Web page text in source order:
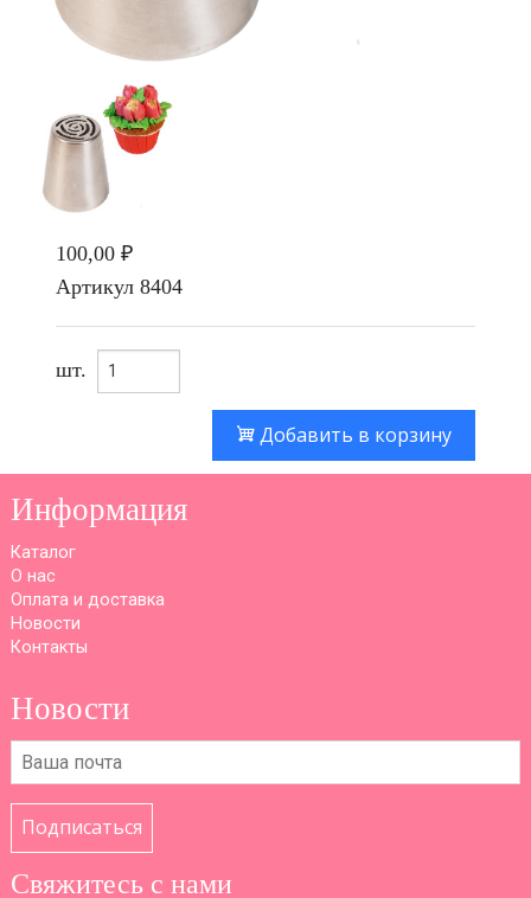
100,00 ₽
Артикул 8404
шт.
Добавить в корзину
Информация
Каталог
О нас
Оплата и доставка
Новости
Контакты
Новости
Подписаться
Свяжитесь с нами